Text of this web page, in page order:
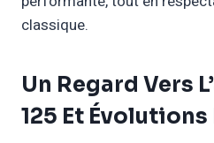
classique.
Un Regard Vers
125 Et